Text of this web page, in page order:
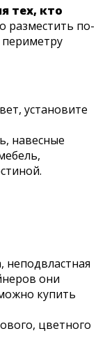
тех, кто
разместить по-
периметру
установите
навесные
неподвластная
они
купить
цветного